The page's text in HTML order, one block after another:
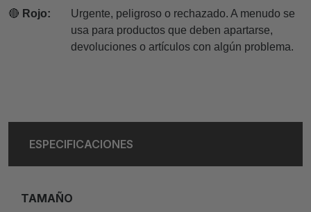
🔴 Rojo:
Urgente, peligroso o rechazado. A menudo se
usa para productos que deben apartarse,
devoluciones o artículos con algún problema.
ESPECIFICACIONES
TAMAÑO